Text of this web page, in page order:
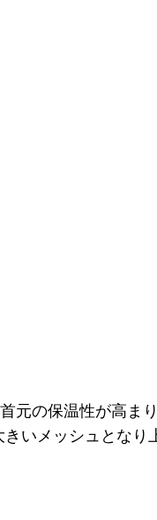
元の保温性が高ま
いメッシュとなり